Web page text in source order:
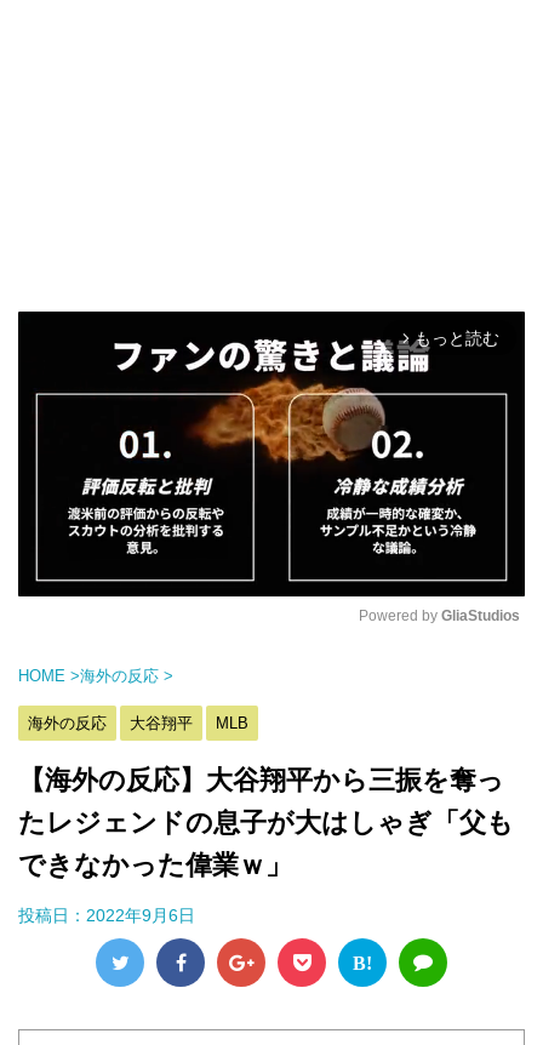
arrow_forward_ios もっと読む
Powered by GliaStudios
HOME >海外の反応 >
海外の反応 大谷翔平 MLB
【海外の反応】大谷翔平から三振を奪っ
たレジェンドの息子が大はしゃぎ「父も
できなかった偉業ｗ」
投稿日： 2022年9月6日
B!